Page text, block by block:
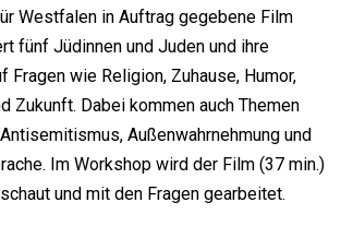
Westfalen in Auftrag gegebene Film
fünf Jüdinnen und Juden und ihre
Fragen wie Religion, Zuhause, Humor,
Zukunft. Dabei kommen auch Themen
Außenwahrnehmung und
Im Workshop wird der Film (37 min.)
und mit den Fragen gearbeitet.